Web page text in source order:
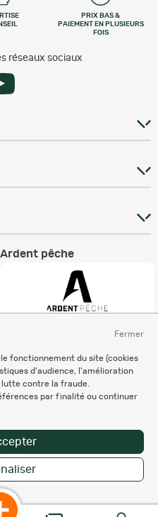
Fermer
fonctionnement du site (cookies
d'audience, l'amélioration
contre la fraude.
par finalité ou continuer
PRIX BAS &
PAIEMENT EN PLUSIEURS
FOIS
réseaux sociaux
Ardent pêche
droits réservés. N°CNIL: 1239459.
appartiennent à leurs propriétaires
0.067 s